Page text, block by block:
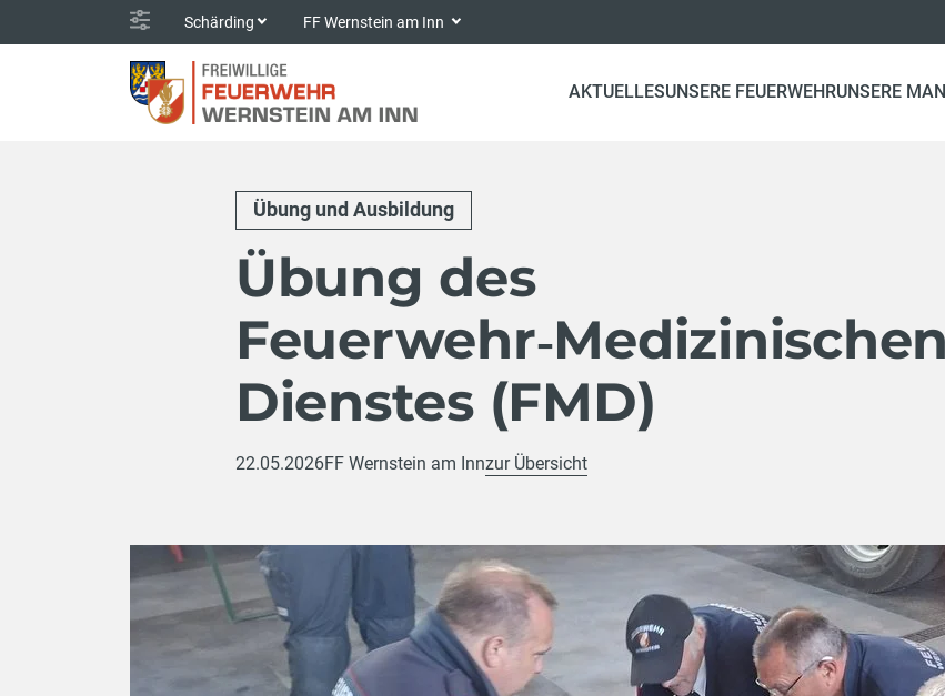
Schärding FF Wernstein am Inn
AKTUELLESUNSERE FEUERWEHRUNSERE
Übung und Ausbildung
Übung des
Feuerwehr‑Medizinischen
Dienstes (FMD)
22.05.2026FF Wernstein am Innzur Übersicht